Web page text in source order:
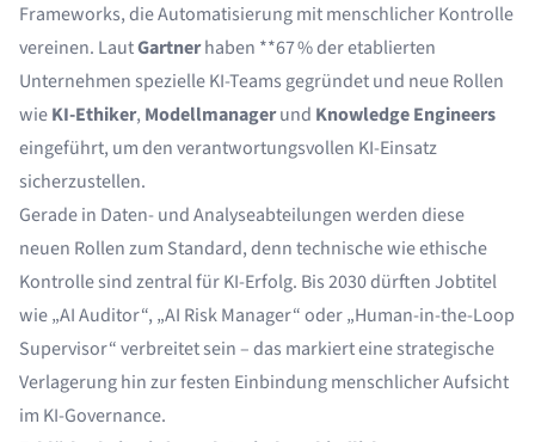
Frameworks, die Automatisierung mit menschlicher Kontrolle
vereinen. LautGartnerhaben **67 % der etablierten
Unternehmen spezielle KI-Teams gegründet und neue Rollen
wieKI-Ethiker, Modellmanagerund Knowledge Engineers
eingeführt, um den verantwortungsvollen KI-Einsatz
sicherzustellen.
Gerade in Daten- und Analyseabteilungen werden diese
neuen Rollen zum Standard, denn technische wie ethische
Kontrolle sind zentral für KI-Erfolg. Bis 2030 dürften Jobtitel
wie „AI Auditor“, „AI Risk Manager“ oder „Human-in-the-Loop
Supervisor“ verbreitet sein – das markiert eine strategische
Verlagerung hin zur festen Einbindung menschlicher Aufsicht
im KI-Governance.